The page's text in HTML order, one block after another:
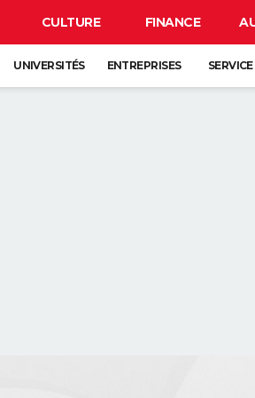
CULTURE FINANCE
UNIVERSITÉS ENTREPRISES